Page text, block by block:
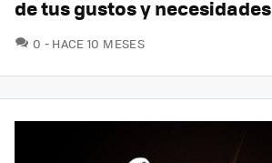
de tus gustos y necesidades
0 COMENTARIOS
HACE 10 MESES